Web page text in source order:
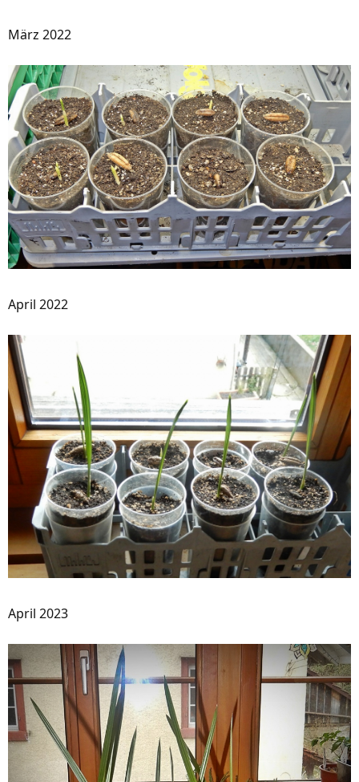
März 2022
April 2022
April 2023